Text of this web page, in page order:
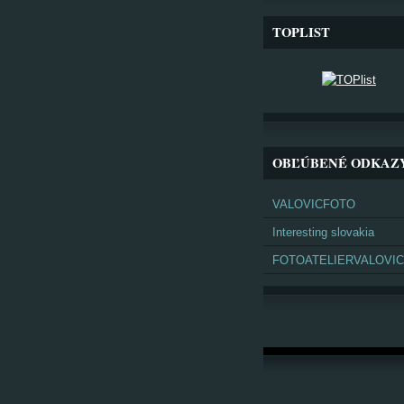
TOPLIST
OBĽÚBENÉ
VALOVICFOTO
Interesting slovakia
FOTOATELIERVALOVIC